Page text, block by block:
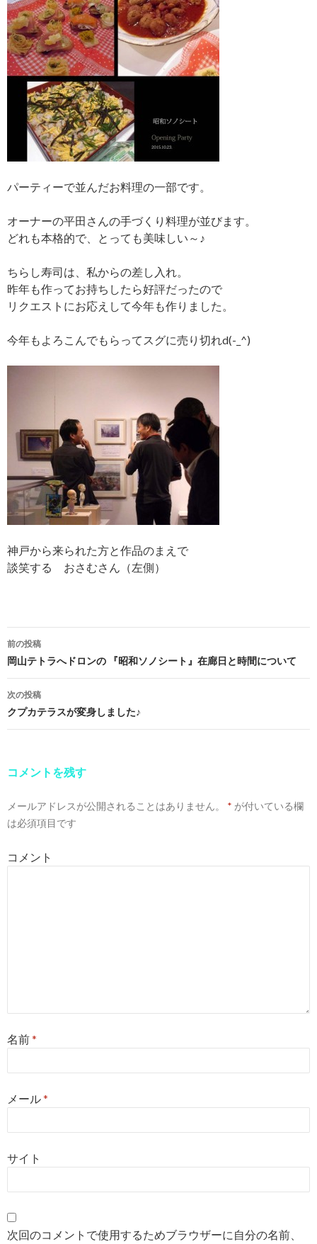
パーティーで並んだお料理の一部です。
オーナーの平田さんの手づくり料理が並びます。
どれも本格的で、とっても美味しい～♪
ちらし寿司は、私からの差し入れ。
昨年も作ってお持ちしたら好評だったので
リクエストにお応えして今年も作りました。
今年もよろこんでもらってスグに売り切れd(-_^)
神戸から来られた方と作品のまえで
談笑する おさむさん（左側）
投
稿
ナ
ゲ
シ
ン
前の投稿
岡山テトラへドロンの 『昭和ソノシート』在廊日と時間について
次の投稿
クプカテラスが変身しました♪
コメントを残す
メールアドレスが公開されることはありません。 * が付いている欄
は必須項目です
コメント
名前*
メール*
サイト
次回のコメントで使用するためブラウザーに自分の名前、